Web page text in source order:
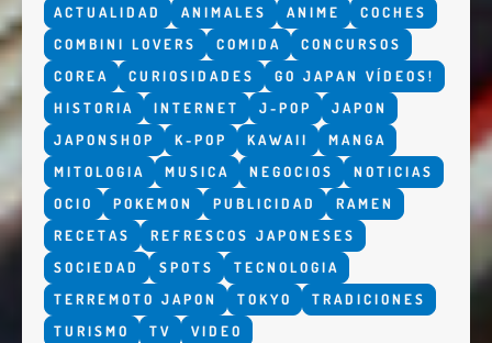
ACTUALIDAD ANIMALES ANIME
COCHES
COMBINI LOVERS
COMIDA
CONCURSOS
COREA
CURIOSIDADES
GO JAPAN VÍDEOS!
HISTORIA
INTERNET J-POP
JAPON
JAPONSHOP
K-POP KAWAII
MANGA
MITOLOGIA
MUSICA NEGOCIOS
NOTICIAS
OCIO
POKEMON PUBLICIDAD
RAMEN
RECETAS
REFRESCOS JAPONESES
SOCIEDAD
SPOTS
TECNOLOGIA
TERREMOTO JAPON
TOKYO
TRADICIONES
TURISMO
TV VIDEO